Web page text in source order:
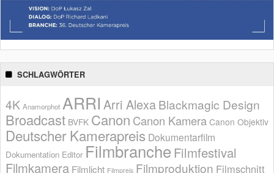
SCHLAGWÖRTER
4K Anamorphot ARRI Arri AlexaBlackmagic Design
Broadcast BVFK Canon Canon Kamera Canon Objektiv
Deutscher Kamerapreis Dokumentarfilm
Dokumentation Editor Filmbranche Filmfestival
Filmkamera Filmlicht Filmpreis Filmproduktion Filmschnitt